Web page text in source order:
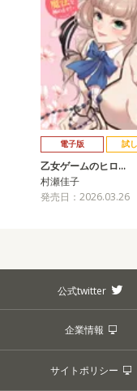
電子版 試
乙女ゲームのヒロ…
村瀬佳子
発売日：2026.03.26
公式twitter
企業情報
サイトポリシー